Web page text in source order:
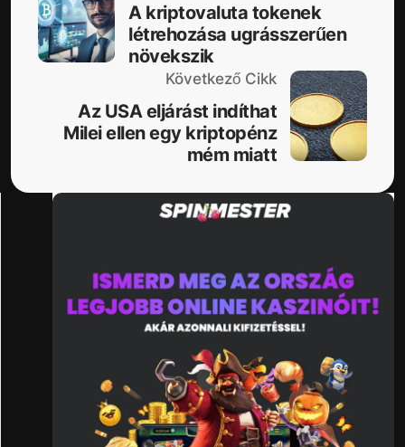
A kriptovaluta tokenek
létrehozása ugrásszerűen
növekszik
Következő Cikk
Az USA eljárást indíthat
Milei ellen egy kriptopénz
mém miatt